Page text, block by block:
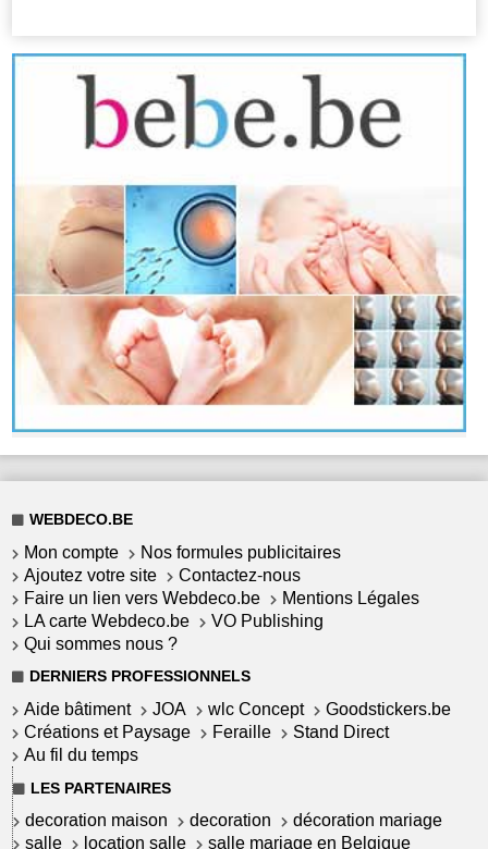
WEBDECO.BE
Mon compte
Nos formules publicitaires
Ajoutez votre site
Contactez-nous
Faire un lien vers Webdeco.be
Mentions Légales
LA carte Webdeco.be
VO Publishing
Qui sommes nous ?
DERNIERS PROFESSIONNELS
Aide bâtiment JOA wlc Concept
Goodstickers.be
Créations et Paysage
Feraille
Stand Direct
Au fil du temps
LES PARTENAIRES
decoration maison decoration
décoration mariage
salle
location salle salle mariage en Belgique